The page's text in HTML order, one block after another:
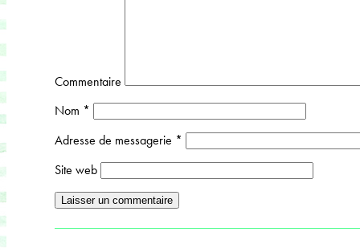
Commentaire
Nom *
Adresse de messagerie *
Site web